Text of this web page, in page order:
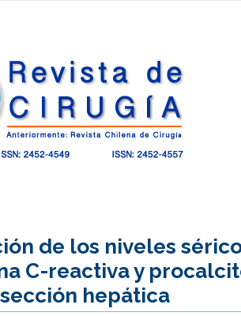
de los niveles
C-reactiva y
hepática